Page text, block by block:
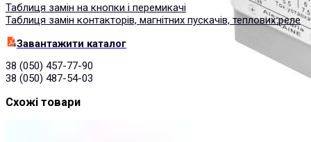
Таблиця замін на кнопки і перемикачі
Таблиця замін контакторів, магнітних пускачів, теплових реле
Завантажити каталог
38 (050) 457-77-90
38 (050) 487-54-03
Схожі товари